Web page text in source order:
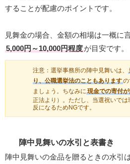
することが配慮のポイントです。
見舞金の場合、金額の相場は一概に
5,000円～10,000円程度が目安です。
注意：選挙事務所の陣中見舞いは、
り、公職選挙法のこともありますの
ましょう。ちなみに 現金での寄付
正法より）。ただし、当選祝いで
反になるためNGです。
陣中見舞いの水引と表書き
陣中見舞いの金品を贈るときの水引